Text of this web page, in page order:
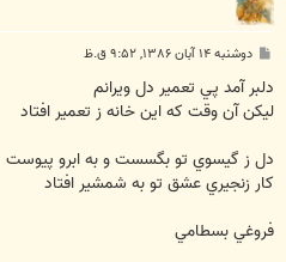
پ
ت
دوشنبه ۱۴ آبان ۱۳۸۶, ۹:۵۲ ق.ظ
دلبر آمد پي تعمير دل ويرانم
ليکن آن وقت که اين خانه ز تعمير افتاد
دل ز گيسوي تو بگسست و به ابرو پيوست
کار زنجيري عشق تو به شمشير افتاد
فروغي بسطامي